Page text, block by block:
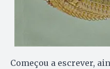
Começou a escrever,